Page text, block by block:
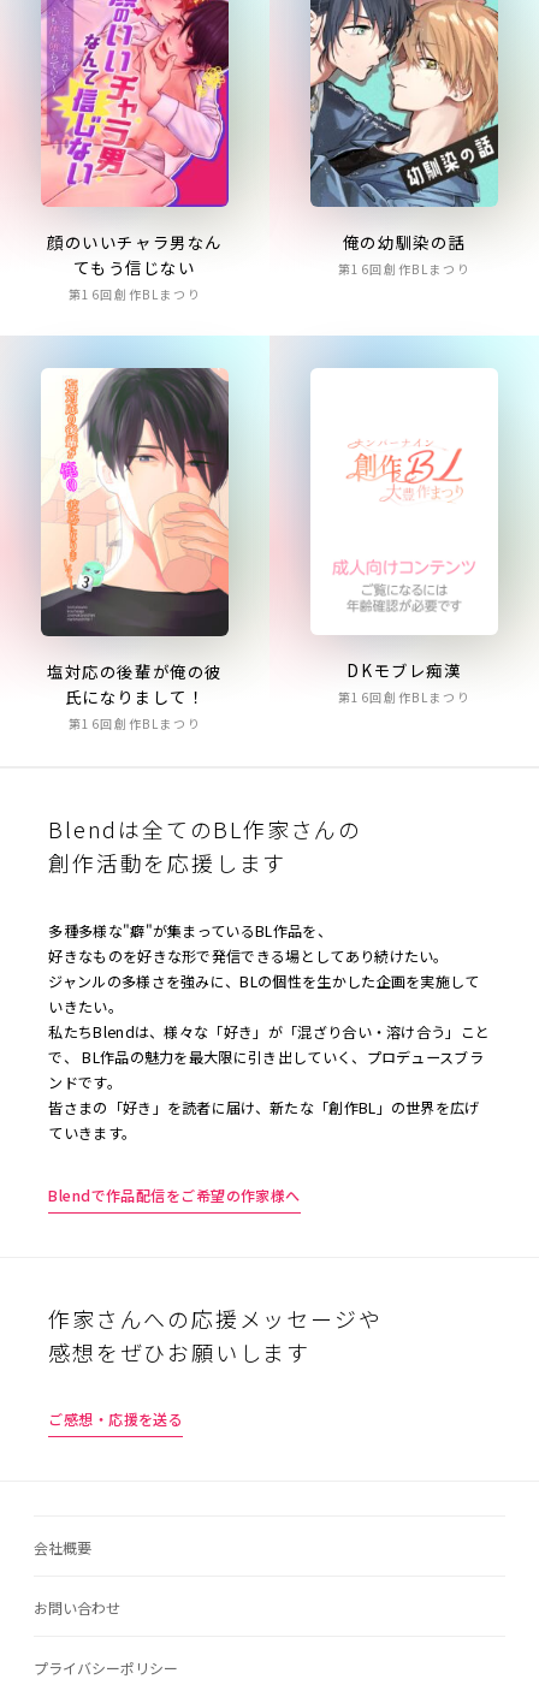
顔のいいチャラ男なん
てもう信じない
第16回創作BLまつり
俺の幼馴染の話
第16回創作BLまつり
塩対応の後輩が俺の彼
氏になりまして！
第16回創作BLまつり
DKモブレ痴漢
第16回創作BLまつり
Blendは全てのBL作家さんの
創作活動を応援します
多種多様な"癖"が集まっているBL作品を、
好きなものを好きな形で発信できる場としてあり続けたい。
ジャンルの多様さを強みに、BLの個性を生かした企画を実施して
いきたい。
私たちBlendは、様々な「好き」が「混ざり合い・溶け合う」こと
で、 BL作品の魅力を最大限に引き出していく、プロデュースブラ
ンドです。
皆さまの「好き」を読者に届け、新たな「創作BL」の世界を広げ
ていきます。
Blendで作品配信をご希望の作家様へ
作家さんへの応援メッセージや
感想をぜひお願いします
ご感想・応援を送る
会社概要
お問い合わせ
プライバシーポリシー